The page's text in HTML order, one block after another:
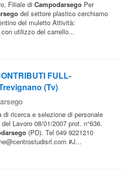
Filiale di Campodarsego Per
del settore plastico cerchiamo
del muletto Attività:
utilizzo del carrello...
FULL-
(Tv)
di ricerca e selezione di personale
Lavoro 08/01/2007 prot. n°636.
(PD). Tel 049 9221210
#J...